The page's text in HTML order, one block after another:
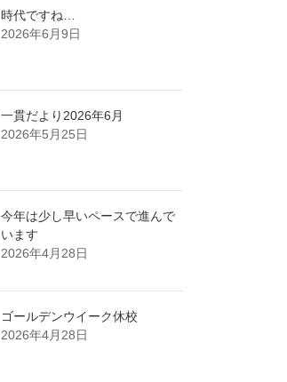
時代ですね…
2026年6月9日
一貫だより2026年6月
2026年5月25日
今年は少し早いペースで進んで
います
2026年4月28日
ゴールデンウイーク休校
2026年4月28日